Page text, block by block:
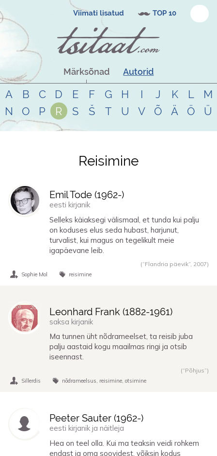
Viimati lisatud TOP 10
Märksõnad Autorid
A B C D E F G H I J K L
M
N
O P R S Š T U V Õ Ä Ö Ü
Tsitaadid teemalreisimine
Reisimine
Emil Tode (1962-)
eesti kirjanik
Selleks käiaksegi välismaal, et tunda kui palju
on koduses elus seda hubast, harjunut,
turvalist, kui magus on tegelikult meie
igapäevane leib.
(“Flandria päevik”, 2007)
Sophie Mol reisimine
Leonhard Frank (1882-1961)
saksa kirjanik
Ma tunnen üht nõdrameelset, ta reisib juba
palju aastaid kogu maailmas ringi ja otsib
iseennast.
(“Põhjus”)
Sillerdis nõdrameelsus reisimine otsimine
Peeter Sauter (1962-)
eesti kirjanik ja näitleja
Hea on teel olla. Kui ma teaksin veidi rohkem
endast ja oma soovidest, võiksin kodus